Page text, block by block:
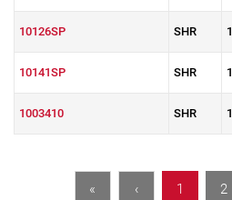
10126SP SHR 1
10141SP SHR 1
1003410 SHR 1
« ‹ 1 2